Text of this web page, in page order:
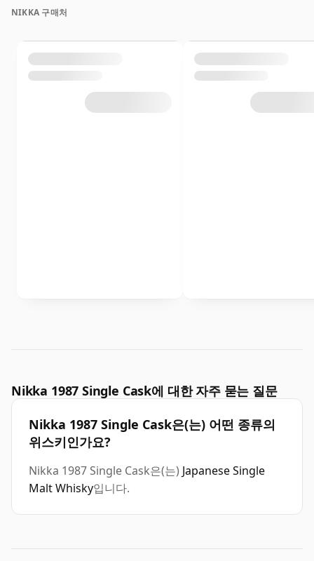
NIKKA 구매처
Nikka 1987 Single Cask에 대한 자주 묻는 질문
Nikka 1987 Single Cask은(는) 어떤 종류의
위스키인가요?
Nikka 1987 Single Cask은(는) Japanese Single
Malt Whisky입니다.